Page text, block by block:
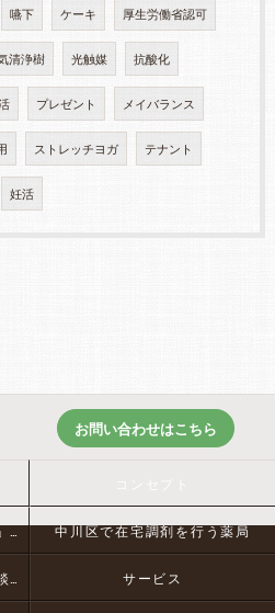
嚥下 ケーキ 厚生労働省認可
清浄樹 光触媒 抗酸化
プレゼント メイバランス
ストレッチヨガ テナント
妊活
お問い合わせはこちら
中川区の薬局「サチのくすり箱」とは 中川区で在宅調剤を行う薬局
サービス